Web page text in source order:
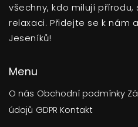
všechny, kdo milují
relaxaci. Přidejte se k nám
Jeseníků!
Menu
O nás Obchodní podmínky
údajů GDPR Kontakt